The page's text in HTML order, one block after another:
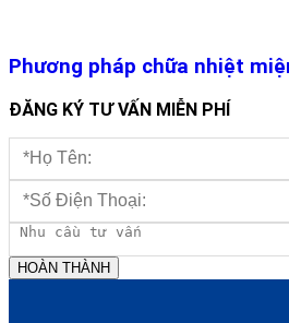
Phương pháp chữa nhiệt
ĐĂNG KÝ TƯ VẤN MIỄN PHÍ